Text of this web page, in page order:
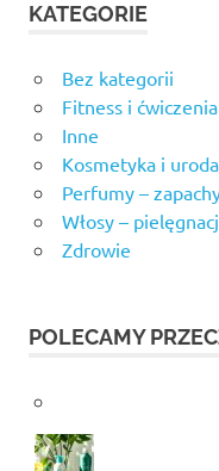
KATEGORIE
Bez kategorii
Fitness i ćwiczenia
Inne
Kosmetyka i uroda
Perfumy –
Włosy –
Zdrowie
POLECAMY